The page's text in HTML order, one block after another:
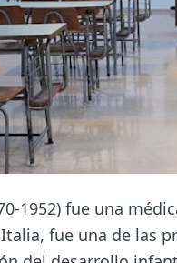
1952) fue una
fue una de las